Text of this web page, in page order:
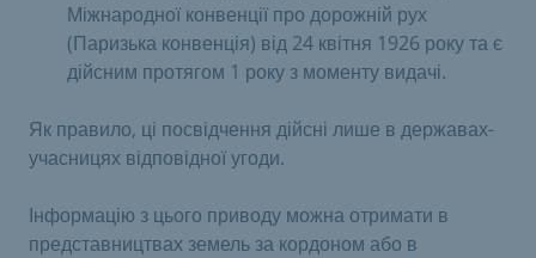
Міжнародної конвенції про дорожній рух
(Паризька конвенція) від 24 квітня 1926 року та є
дійсним протягом 1 року з моменту видачі.
Як правило, ці посвідчення дійсні лише в державах-
учасницях відповідної угоди.
Інформацію з цього приводу можна отримати в
представництвах земель за кордоном або в